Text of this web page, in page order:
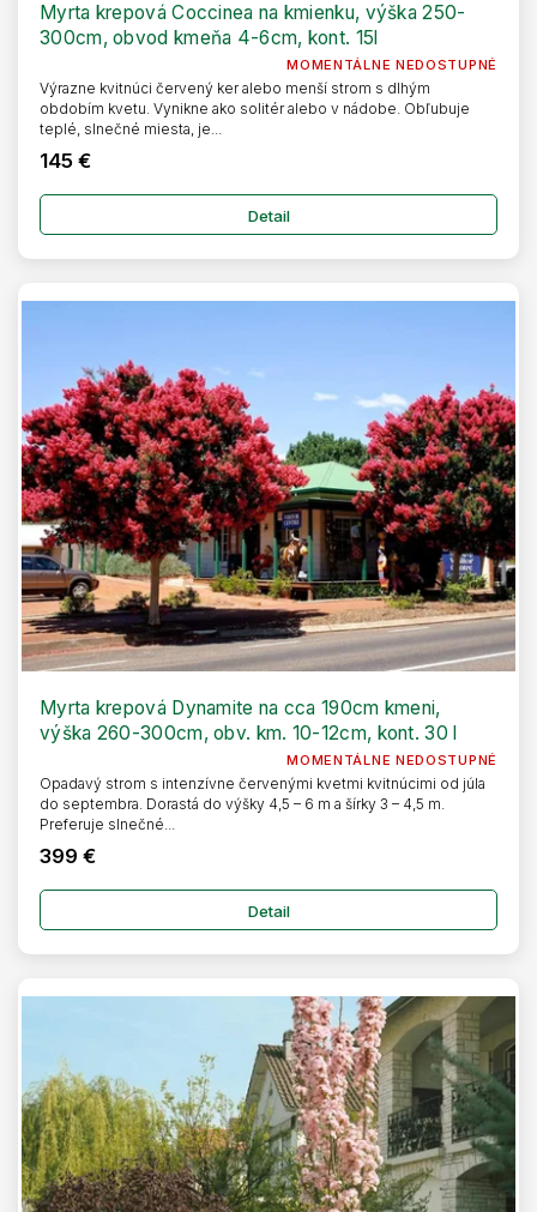
Myrta krepová Coccinea na kmienku, výška 250-
300cm, obvod kmeňa 4-6cm, kont. 15l
MOMENTÁLNE NEDOSTUPNÉ
145 €
Detail
Výrazne kvitnúci červený ker alebo menší strom s dlhým
obdobím kvetu. Vynikne ako solitér alebo v nádobe. Obľubuje
teplé, slnečné miesta, je...
Myrta krepová Dynamite na cca 190cm kmeni,
výška 260-300cm, obv. km. 10-12cm, kont. 30 l
MOMENTÁLNE NEDOSTUPNÉ
399 €
Detail
Opadavý strom s intenzívne červenými kvetmi kvitnúcimi od júla
do septembra. Dorastá do výšky 4,5 – 6 m a šírky 3 – 4,5 m.
Preferuje slnečné...